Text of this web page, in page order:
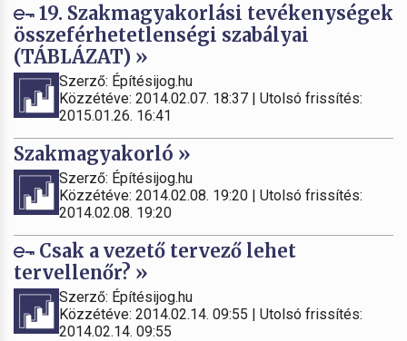
19. Szakmagyakorlási tevékenységek
összeférhetetlenségi szabályai
(TÁBLÁZAT) »
Szerző: Építésijog.hu
Közzétéve: 2014.02.07. 18:37 | Utolsó frissítés:
2015.01.26. 16:41
Szakmagyakorló »
Szerző: Építésijog.hu
Közzétéve: 2014.02.08. 19:20 | Utolsó frissítés:
2014.02.08. 19:20
Csak a vezető tervező lehet
tervellenőr? »
Szerző: Építésijog.hu
Közzétéve: 2014.02.14. 09:55 | Utolsó frissítés:
2014.02.14. 09:55